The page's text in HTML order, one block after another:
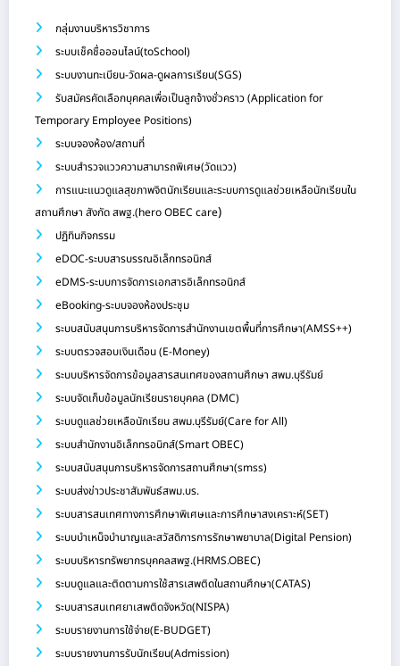
กลุ่มงานบริหารวิชาการ
ระบบเช็คชื่อออนไลน์(toSchool)
ระบบงานทะเบียน-วัดผล-ดูผลการเรียน(SGS)
รับสมัครคัดเลือกบุคคลเพื่อเป็นลูกจ้างชั่วคราว (Application for
Temporary Employee Positions)
ระบบจองห้อง/สถานที่
ระบบสำรวจแววความสามารถพิเศษ(วัดแวว)
การแนะแนวดูแลสุขภาพจิตนักเรียนและระบบการดูแลช่วยเหลือนักเรียนใน
สถานศึกษา สังกัด สพฐ.(hero OBEC care)
ปฏิทินกิจกรรม
eDOC-ระบบสารบรรณอิเล็กทรอนิกส์
eDMS-ระบบการจัดการเอกสารอิเล็กทรอนิกส์
eBooking-ระบบจองห้องประชุม
ระบบสนับสนุนการบริหารจัดการสำนักงานเขตพื้นที่การศึกษา(AMSS++)
ระบบตรวจสอบเงินเดือน (E-Money)
ระบบบริหารจัดการข้อมูลสารสนเทศของสถานศึกษา สพม.บุรีรัมย์
ระบบจัดเก็บข้อมูลนักเรียนรายบุคคล (DMC)
ระบบดูแลช่วยเหลือนักเรียน สพม.บุรีรัมย์(Care for All)
ระบบสำนักงานอิเล็กทรอนิกส์(Smart OBEC)
ระบบสนับสนุนการบริหารจัดการสถานศึกษา(smss)
ระบบส่งข่าวประชาสัมพันธ์สพม.บร.
ระบบสารสนเทศทางการศึกษาพิเศษและการศึกษาสงเคราะห์(SET)
ระบบบำเหน็จบำนาญและสวัสดิการการรักษาพยาบาล(Digital Pension)
ระบบบริหารทรัพยากรบุคคลสพฐ.(HRMS.OBEC)
ระบบดูแลและติดตามการใช้สารเสพติดในสถานศึกษา(CATAS)
ระบบสารสนเทศยาเสพติดจังหวัด(NISPA)
ระบบรายงานการใช้จ่าย(E-BUDGET)
ระบบรายงานการรับนักเรียน(Admission)